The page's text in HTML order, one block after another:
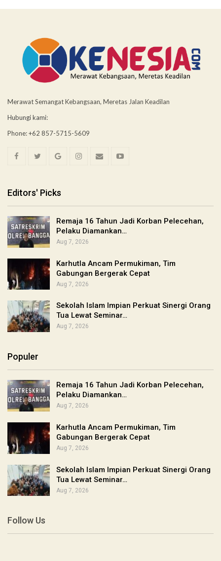
Merawat Semangat Kebangsaan, Meretas Jalan Keadilan
Hubungi kami:
Phone: +62 857-5715-5609
Editors' Picks
Remaja 16 Tahun Jadi Korban Pelecehan,
Pelaku Diamankan…
Aug 7, 2026
Karhutla Ancam Permukiman, Tim
Gabungan Bergerak Cepat
Aug 7, 2026
Sekolah Islam Impian Perkuat Sinergi Orang
Tua Lewat Seminar…
Aug 7, 2026
Populer
Remaja 16 Tahun Jadi Korban Pelecehan,
Pelaku Diamankan…
Aug 7, 2026
Karhutla Ancam Permukiman, Tim
Gabungan Bergerak Cepat
Aug 7, 2026
Sekolah Islam Impian Perkuat Sinergi Orang
Tua Lewat Seminar…
Aug 7, 2026
Follow Us